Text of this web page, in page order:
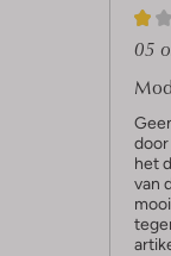
1
S
t
e
r
05
door
het
van